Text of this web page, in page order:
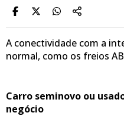
A conectividade com a
normal, como os freios
Carro seminovo ou
negócio